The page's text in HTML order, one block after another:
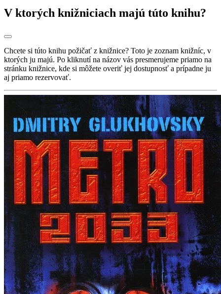
V ktorých knižniciach majú túto knihu?
Chcete si túto knihu požičať z knižnice? Toto je zoznam knižníc, v
ktorých ju majú. Po kliknutí na názov vás presmerujeme priamo na
stránku knižnice, kde si môžete overiť jej dostupnosť a prípadne ju
aj priamo rezervovať.